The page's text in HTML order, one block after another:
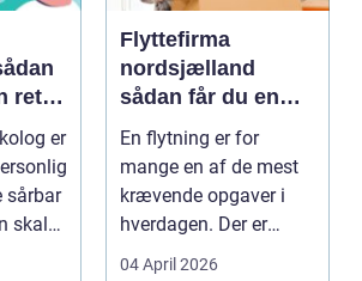
rette
er
sårbar
skal
Flyttefirma
nordsjælland
sådan får du en
tryg og effektiv
flytning
En flytning er for
mange en af de mest
krævende opgaver i
hverdagen. Der er
meget at holde styr på,
04 April 2026